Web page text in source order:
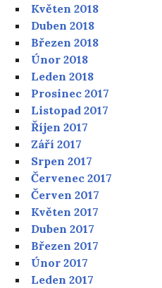
Květen 2018
Duben 2018
Březen 2018
Únor 2018
Leden 2018
Prosinec 2017
Listopad 2017
Říjen 2017
Září 2017
Srpen 2017
Červenec 2017
Červen 2017
Květen 2017
Duben 2017
Březen 2017
Únor 2017
Leden 2017